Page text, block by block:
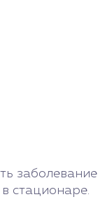
заболевание
стационаре.